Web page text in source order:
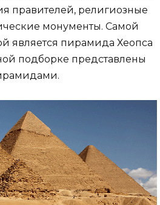
правителей, религиозные
монументы. Самой
является пирамида Хеопса
подборке представлены